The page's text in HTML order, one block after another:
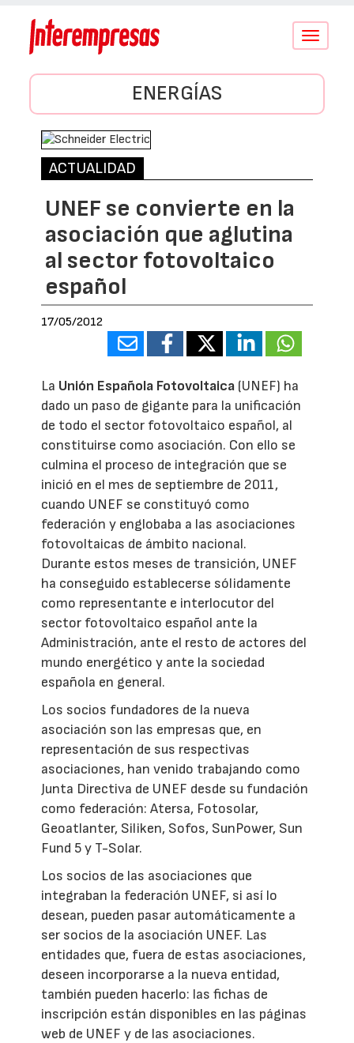
Conmutar
ENERGÍAS
ACTUALIDAD
UNEF se convierte en la
asociación que aglutina
al sector fotovoltaico
español
17/05/2012
La Unión Española Fotovoltaica (UNEF) ha
dado un paso de gigante para la unificación
de todo el sector fotovoltaico español, al
constituirse como asociación. Con ello se
culmina el proceso de integración que se
inició en el mes de septiembre de 2011,
cuando UNEF se constituyó como
federación y englobaba a las asociaciones
fotovoltaicas de ámbito nacional.
Durante estos meses de transición, UNEF
ha conseguido establecerse sólidamente
como representante e interlocutor del
sector fotovoltaico español ante la
Administración, ante el resto de actores del
mundo energético y ante la sociedad
española en general.
Los socios fundadores de la nueva
asociación son las empresas que, en
representación de sus respectivas
asociaciones, han venido trabajando como
Junta Directiva de UNEF desde su fundación
como federación: Atersa, Fotosolar,
Geoatlanter, Siliken, Sofos, SunPower, Sun
Fund 5 y T-Solar.
Los socios de las asociaciones que
integraban la federación UNEF, si así lo
desean, pueden pasar automáticamente a
ser socios de la asociación UNEF. Las
entidades que, fuera de estas asociaciones,
deseen incorporarse a la nueva entidad,
también pueden hacerlo: las fichas de
inscripción están disponibles en las páginas
web de UNEF y de las asociaciones.